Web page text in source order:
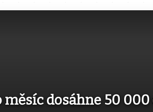
dosáhne 50